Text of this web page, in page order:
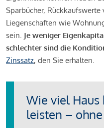
Sparbücher,
Liegenschaften wie
sein. Je weniger
schlechter sind die
Zinssatz, den Sie erhalten.
Wie viel Haus
leisten –